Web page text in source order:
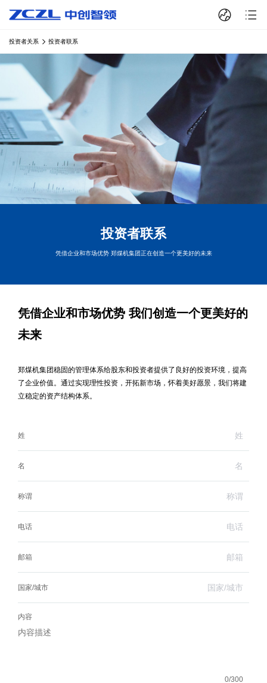
投资者关系 投资者联系
投资者联系
凭借企业和市场优势 郑煤机集团正在创造一个更美好的未来
凭借企业和市场优势 我们创造一个更美好的
未来
郑煤机集团稳固的管理体系给股东和投资者提供了良好的投资环境，提高
了企业价值。通过实现理性投资，开拓新市场，怀着美好愿景，我们将建
立稳定的资产结构体系。
姓
名
称谓
电话
邮箱
国家/城市
内容
0/300